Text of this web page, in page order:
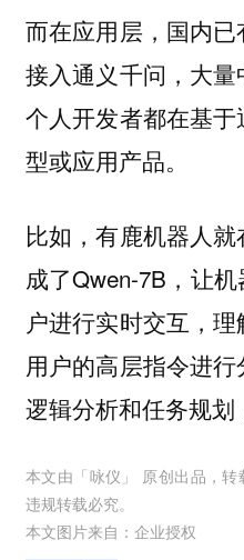
而在应用层，国内
接入通义千问，大
个人开发者都在基
型或应用产品。
比如，有鹿机器人
成了Qwen-7B，让
户进行实时交互，
用户的高层指令进
逻辑分析和任务规划
本文由「咏仪 」 原创出品，
违规转载必究。
本文图片来自： 企业授权